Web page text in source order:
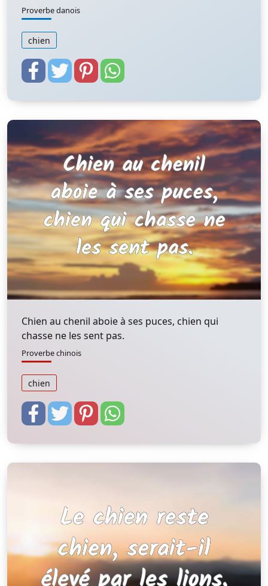
Proverbe danois
chien
Chien au chenil aboie à ses puces, chien qui
chasse ne les sent pas.
Proverbe chinois
chien